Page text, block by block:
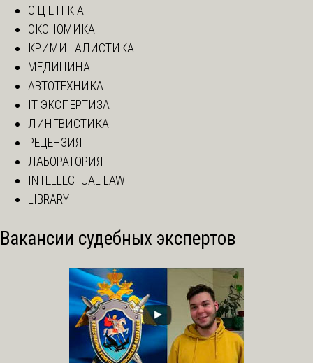
О Ц Е Н К А
ЭКОНОМИКА
КРИМИНАЛИСТИКА
МЕДИЦИНА
АВТОТЕХНИКА
IT ЭКСПЕРТИЗА
ЛИНГВИСТИКА
РЕЦЕНЗИЯ
ЛАБОРАТОРИЯ
INTELLECTUAL LAW
LIBRARY
Вакансии судебных экспертов